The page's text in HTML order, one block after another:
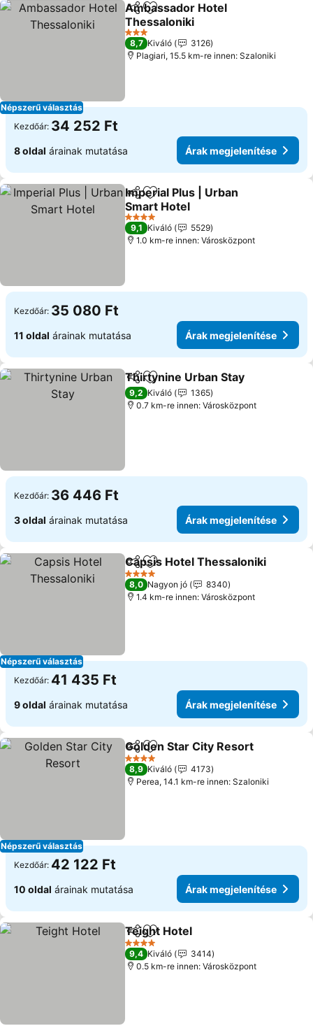
Népszerű választás
Megosztás
Hozzáadás a kedvencekhez
Ambassador Hotel
Thessaloniki
Árak megjelenítése
3 Kategória
8,7 Kiváló
3126
Plagiari, 15.5 km-re innen: Szaloniki
Kezdőár: 34 252 Ft
8 oldal árainak mutatása Árak megjelenítése
MegosztásHozzáadás a kedvencekhez
Imperial Plus | Urban
Smart Hotel
Árak megjelenítése
4 Kategória
9,1 Kiváló
5529
1.0 km-re innen: Városközpont
Kezdőár: 35 080 Ft
11 oldal árainak mutatása Árak megjelenítése
Megosztás
Hozzáadás a kedvencekhez
Thirtynine Urban Stay
9,2 Kiváló
1365
0.7 km-re innen: Városközpont
Kezdőár: 36 446 Ft
3 oldal árainak mutatása Árak megjelenítése
Népszerű választás
Megosztás
Hozzáadás a kedvencekhez
Capsis Hotel Thessaloniki
4 Kategória
8,0 Nagyon jó
8340
1.4 km-re innen: Városközpont
Kezdőár: 41 435 Ft
9 oldal árainak mutatása Árak megjelenítése
Népszerű választás
Megosztás
Hozzáadás a kedvencekhez
Golden Star City Resort
4 Kategória
8,9 Kiváló
4173
Perea, 14.1 km-re innen: Szaloniki
Kezdőár: 42 122 Ft
10 oldal árainak mutatása Árak megjelenítése
Megosztás
Hozzáadás a kedvencekhez
Teight Hotel
4 Kategória
9,4 Kiváló
3414
0.5 km-re innen: Városközpont